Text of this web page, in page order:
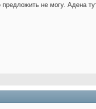
предложить не могу. Адена